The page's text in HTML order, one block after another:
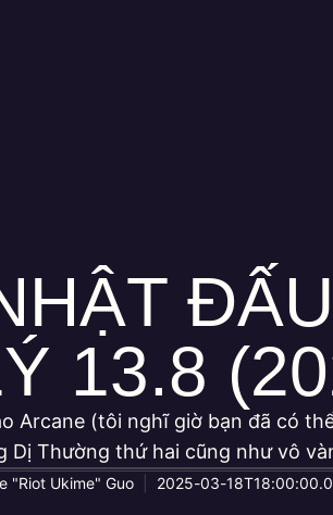
13.8
Arcane (tôi nghĩ giờ bạn đã có
Thường thứ hai cũng như vô
"Riot Ukime" Guo 2025-03-